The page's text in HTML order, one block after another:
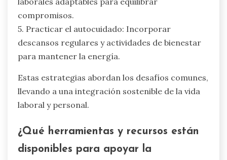
compromisos.
5. Practicar el autocuidado: Incorporar
descansos regulares y actividades de bienestar
para mantener la energía.
Estas estrategias abordan los desafíos comunes,
llevando a una integración sostenible de la vida
laboral y personal.
¿Qué herramientas y recursos están
disponibles para apoyar la